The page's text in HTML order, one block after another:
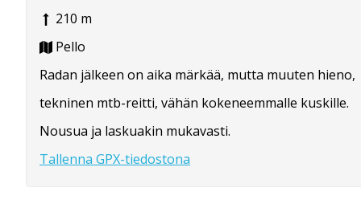
210 m
Pello
Radan jälkeen on aika märkää, mutta muuten hieno,
tekninen mtb-reitti, vähän kokeneemmalle kuskille.
Nousua ja laskuakin mukavasti.
Tallenna GPX-tiedostona